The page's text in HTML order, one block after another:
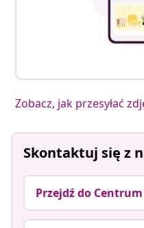
Zobacz, jak przesyłać
Skontaktuj się z
Przejdź do